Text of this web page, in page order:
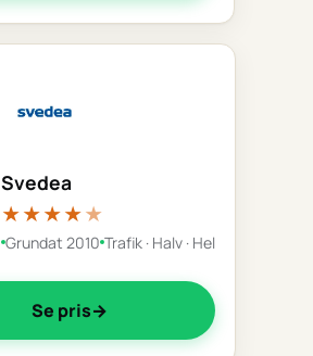
Svedea
★★★★★
Grundat 2010 Trafik · Halv · Hel
Se pris